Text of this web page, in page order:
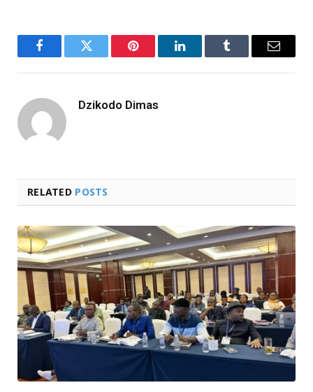
FacebookTwitter Pinterest LinkedInTumblr Email
Dzikodo Dimas
RELATED POSTS